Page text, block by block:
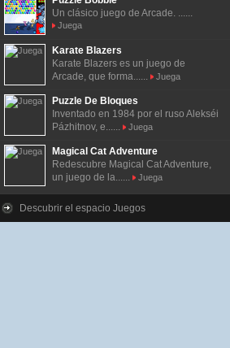
Un clásico juego de Arcade. ......
Juega
Karate Blazers
Karate Blazers es un juego de
Arcade, que forma......
Juega
Puzzle De Bloques
Inventado en 1984 por el ruso Alekséi
Pázhitnov, e......
Juega
Magical Cat Adventure
Redescubre Magical Cat Adventure,
un juego de la......
Juega
Descubrir el espacio Juegos